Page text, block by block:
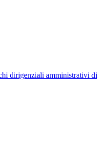
dirigenziali amministrativi di